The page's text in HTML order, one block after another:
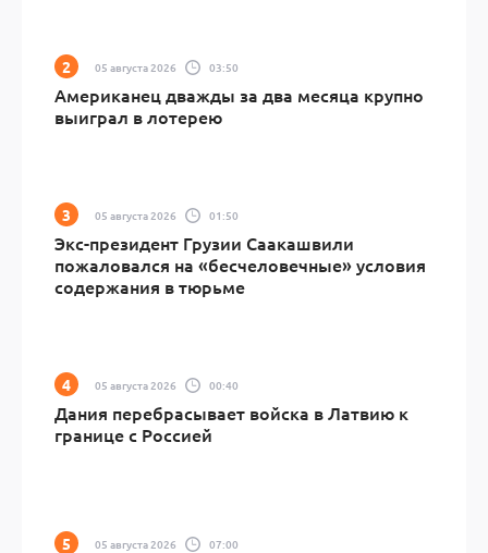
05 августа 2026 03:50
Американец дважды за два месяца крупно
выиграл в лотерею
05 августа 2026 01:50
Экс-президент Грузии Саакашвили
пожаловался на «бесчеловечные» условия
содержания в тюрьме
05 августа 2026 00:40
Дания перебрасывает войска в Латвию к
границе с Россией
05 августа 2026 07:00